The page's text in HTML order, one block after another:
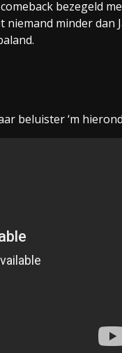
bezegeld
niemand minder dan
beluister ‘m